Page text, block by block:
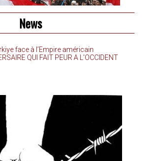
News
face à l’Empire américain
QUI FAIT PEUR A L’OCCIDENT